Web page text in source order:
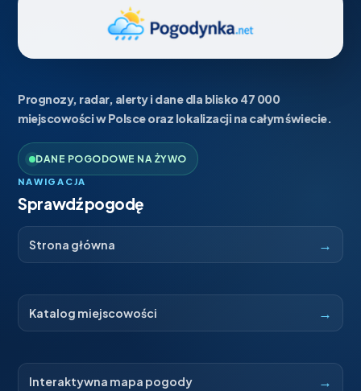
Prognozy, radar, alerty i dane dla blisko 47 000
miejscowości w Polsce oraz lokalizacji na całym świecie.
DANE POGODOWE NA ŻYWO
NAWIGACJA
Sprawdź pogodę
Strona główna →
Katalog miejscowości →
Interaktywna mapa pogody →